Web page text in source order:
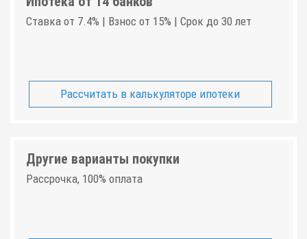
Ставка от 7.4% | Взнос от 15% | Срок до 30 лет
Рассчитать в калькуляторе ипотеки
Другие варианты покупки
Рассрочка, 100% оплата